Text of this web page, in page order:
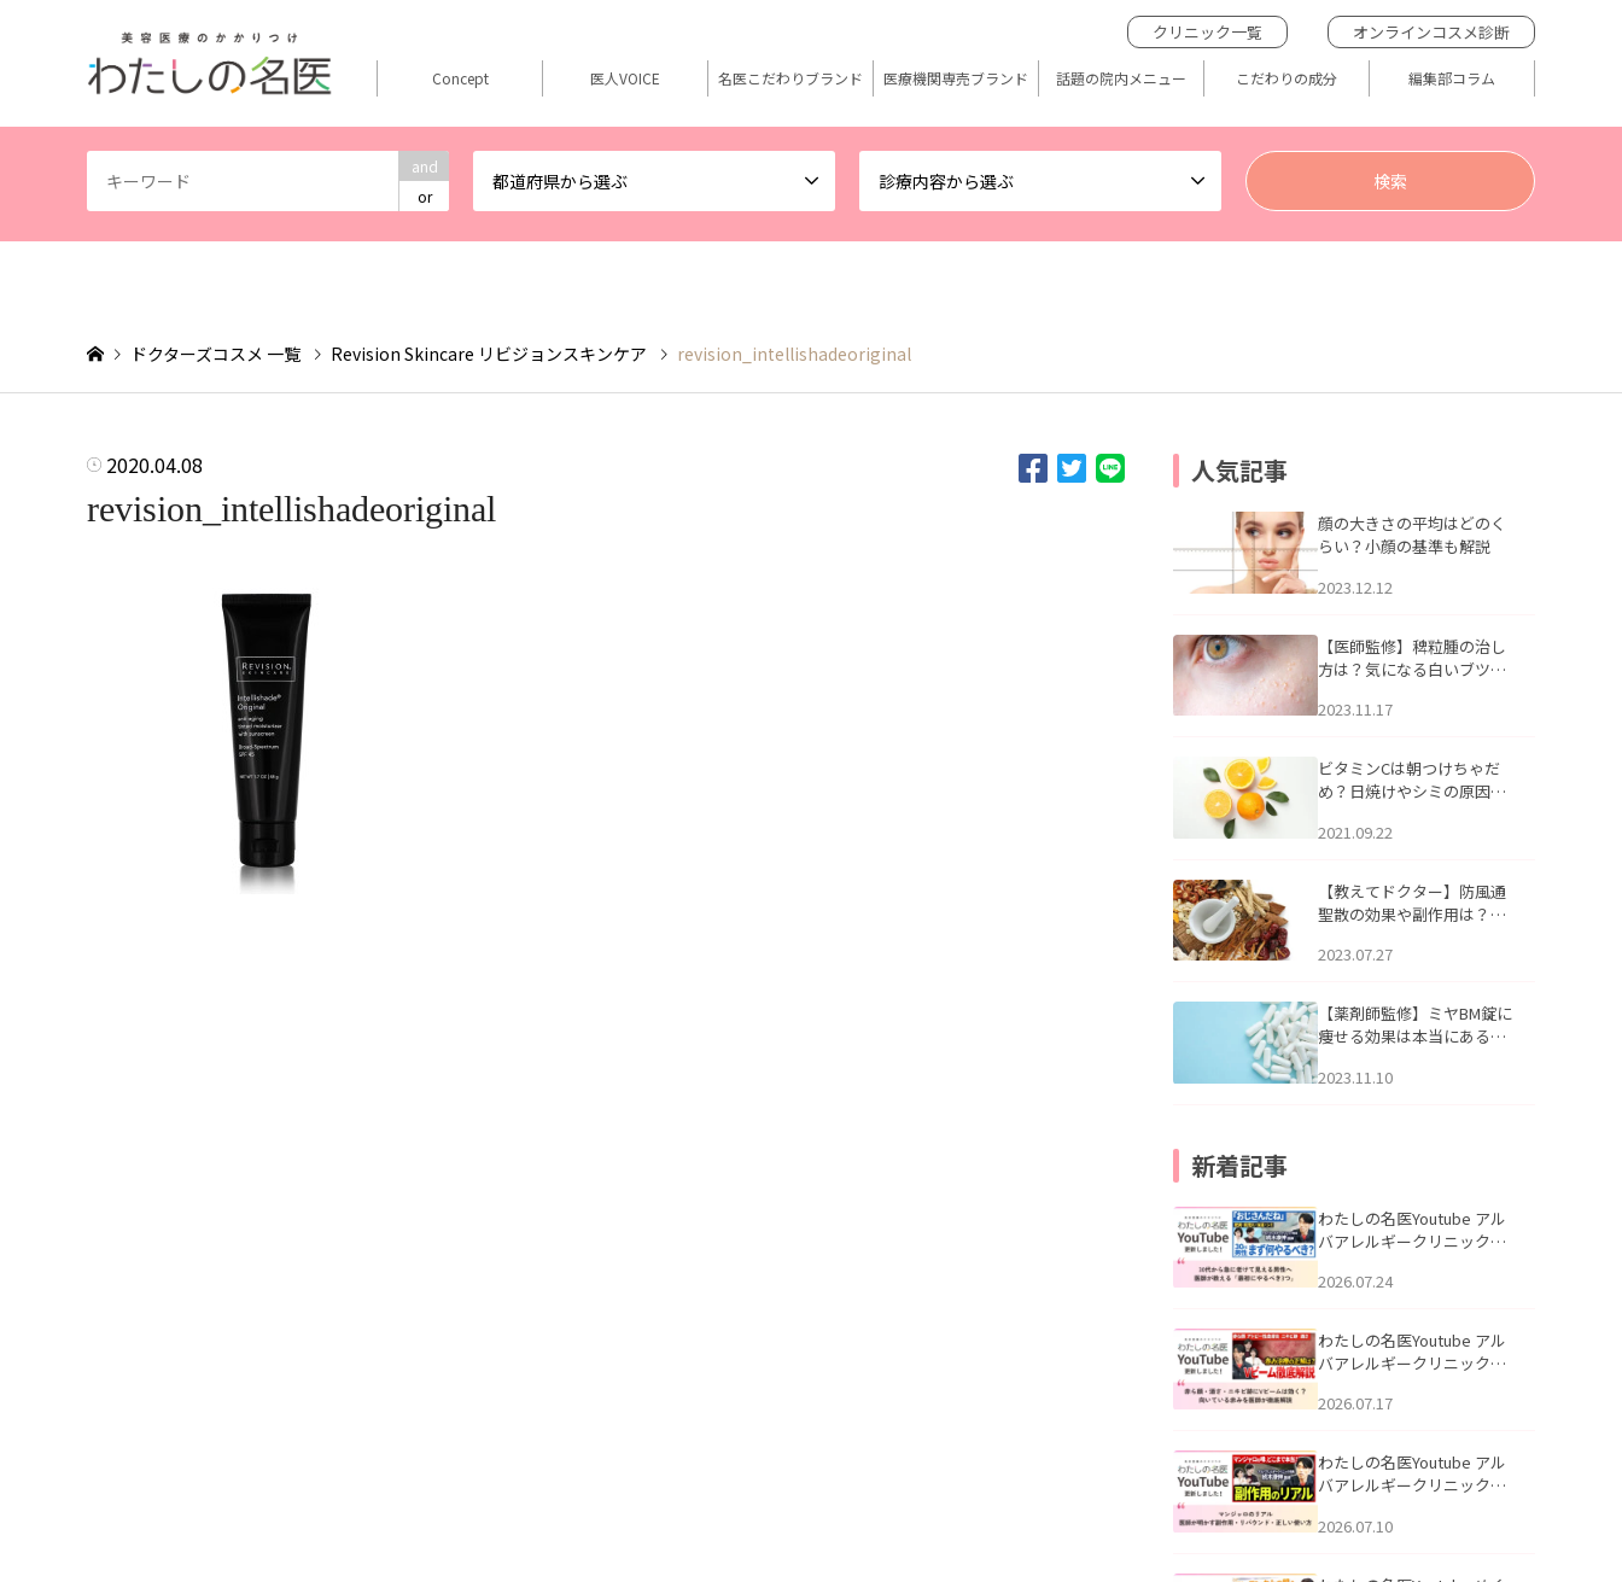
and
or
都道府県から選ぶ 診療内容から選ぶ
クリニック一覧 オンラインコスメ診断
Concept 医人VOICE 名医こだわりブランド 医療機関専売ブランド 話題の院内メニュー こだわりの成分 編集部コラム
ドクターズコスメ 一覧 Revision Skincare リビジョンスキンケア revision_intellishadeoriginal
2020.04.08
revision_intellishadeoriginal
人気記事
顔の大きさの平均はどのく
らい？小顔の基準も解説
2023.12.12
【医師監修】稗粒腫の治し
方は？気になる白いブツブ
アについて
2023.11.17
ビタミンCは朝つけちゃだ
め？日焼けやシミの原因に
2021.09.22
【教えてドクター】防風通
聖散の効果や副作用は？長
2023.07.27
【薬剤師監修】ミヤBM錠に
痩せる効果は本当にある
2023.11.10
新着記事
わたしの名医Youtube アル
バアレルギークリニック札
える男性へ｜医師が教える
公開いたしました。
2026.07.24
わたしの名医Youtube アル
バアレルギークリニック札
跡にVビームは効く？向いて
説」を公開いたしました。
2026.07.17
わたしの名医Youtube アル
バアレルギークリニック札
医師が明かす副作用・リバ
公開いたしました。
2026.07.10